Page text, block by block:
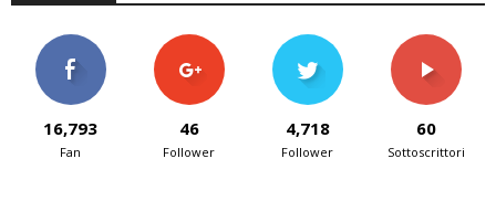
16,793
Fan
46
Follower
4,718
Follower
60
Sottoscrittori